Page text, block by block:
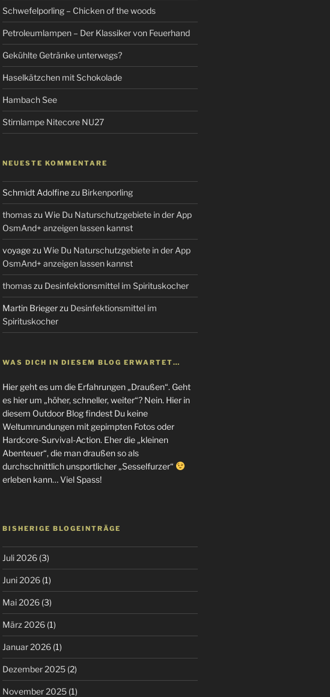
Schwefelporling – Chicken of the woods
Petroleumlampen – Der Klassiker von Feuerhand
Gekühlte Getränke unterwegs?
Haselkätzchen mit Schokolade
Hambach See
Stirnlampe Nitecore NU27
NEUESTE KOMMENTARE
Schmidt Adolfinezu Birkenporling
thomaszu Wie Du Naturschutzgebiete in der App
OsmAnd+ anzeigen lassen kannst
voyagezu Wie Du Naturschutzgebiete in der App
OsmAnd+ anzeigen lassen kannst
thomaszu Desinfektionsmittel im Spirituskocher
Martin Briegerzu Desinfektionsmittel im
Spirituskocher
WAS DICH IN DIESEM BLOG ERWARTET…
Hier geht es um die Erfahrungen „Draußen“. Geht
es hier um „höher, schneller, weiter“? Nein. Hier in
diesem Outdoor Blog findest Du keine
Weltumrundungen mit gepimpten Fotos oder
Hardcore-Survival-Action. Eher die „kleinen
Abenteuer“, die man draußen so als
durchschnittlich unsportlicher „Sesselfurzer“
erleben kann… Viel Spass!
BISHERIGE BLOGEINTRÄGE
Juli 2026(3)
Juni 2026(1)
Mai 2026(3)
März 2026(1)
Januar 2026(1)
Dezember 2025(2)
November 2025(1)